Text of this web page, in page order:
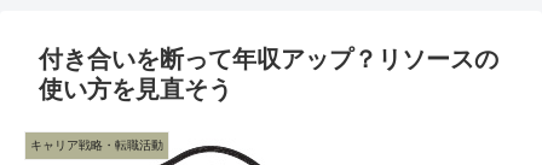
付き合いを断って年収アップ？リソースの
使い方を見直そう
キャリア戦略・転職活動